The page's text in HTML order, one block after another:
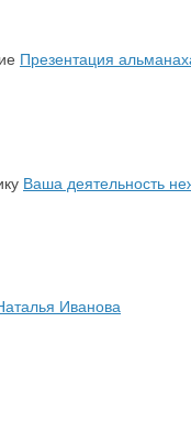
Презентация
Ваша деятельность
Иванова